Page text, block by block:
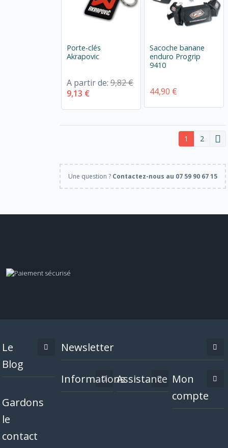
Porte-clés
Akrapovic
A partir de:9,82 €
9,13 €
Sacoche banane
enduro Progrip
9410
44,90 €
1 2
Une question ? Contactez-nous au 07 59 90 67 15
Le
Blog
Gardons
le
contact
Newsletter
InformationsAssistance Mon
compte